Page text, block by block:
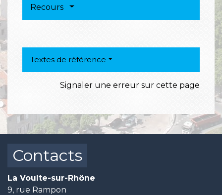
Recours
Textes de référence
Signaler une erreur sur cette page
Contacts
La Voulte-sur-Rhône
9, rue Rampon